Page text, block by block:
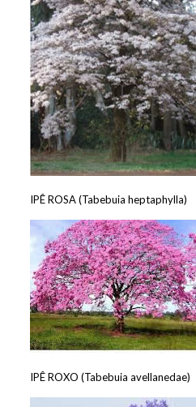
IPÊ ROSA (Tabebuia heptaphylla)
IPÊ ROXO (Tabebuia avellanedae)